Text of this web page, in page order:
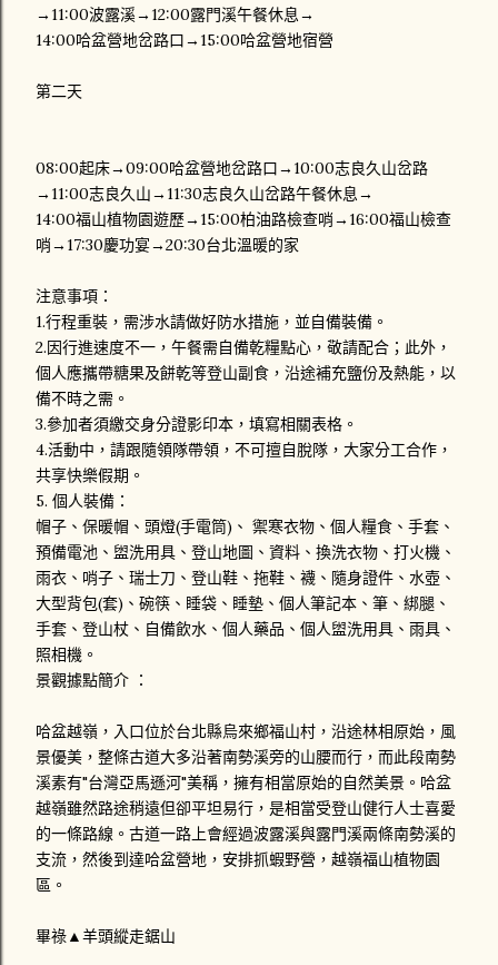
→11:00波露溪→12:00露門溪午餐休息→
14:00哈盆營地岔路口→15:00哈盆營地宿營
第二天
08:00起床→09:00哈盆營地岔路口→10:00志良久山岔路
→11:00志良久山→11:30志良久山岔路午餐休息→
14:00福山植物園遊歷→15:00柏油路檢查哨→16:00福山檢查
哨→17:30慶功宴→20:30台北溫暖的家
注意事項：
1.行程重裝，需涉水請做好防水措施，並自備裝備。
2.因行進速度不一，午餐需自備乾糧點心，敬請配合；此外，
個人應攜帶糖果及餅乾等登山副食，沿途補充鹽份及熱能，以
備不時之需。
3.參加者須繳交身分證影印本，填寫相關表格。
4.活動中，請跟隨領隊帶領，不可擅自脫隊，大家分工合作，
共享快樂假期。
5. 個人裝備：
帽子、保暖帽、頭燈(手電筒)、 禦寒衣物、個人糧食、手套、
預備電池、盥洗用具、登山地圖、資料、換洗衣物、打火機、
雨衣、哨子、瑞士刀、登山鞋、拖鞋、襪、隨身證件、水壺、
大型背包(套)、碗筷、睡袋、睡墊、個人筆記本、筆、綁腿、
手套、登山杖、自備飲水、個人藥品、個人盥洗用具、雨具、
照相機。
景觀據點簡介 ：
哈盆越嶺，入口位於台北縣烏來鄉福山村，沿途林相原始，風
景優美，整條古道大多沿著南勢溪旁的山腰而行，而此段南勢
溪素有"台灣亞馬遜河"美稱，擁有相當原始的自然美景。哈盆
越嶺雖然路途稍遠但卻平坦易行，是相當受登山健行人士喜愛
的一條路線。古道一路上會經過波露溪與露門溪兩條南勢溪的
支流，然後到達哈盆營地，安排抓蝦野營，越嶺福山植物園
區。
畢祿▲羊頭縱走鋸山